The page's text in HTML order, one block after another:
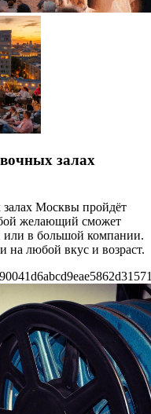
залах
залах Москвы пройдёт
желающий сможет
в большой компании.
на любой вкус и возраст.